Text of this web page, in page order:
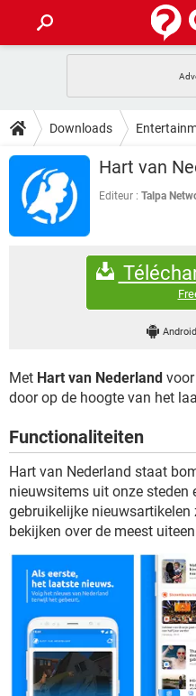
INSTAGRAM
NETFLIX
GRATIS
TIKTOK
HOW-TO
VIDEOBELLEN
INSTAGRAM
NETFLIX
DOWNLOADS
VIDEOBELLEN
INSTAGRAM
FORUM
GRATIS
Downloads
Hart van
Editeur : Talpa
Android
Met Hart van Nederland
door op de hoogte van het
Functionaliteiten
Hart van Nederland staat
nieuwsitems uit onze steden
gebruikelijke
bekijken over de meest